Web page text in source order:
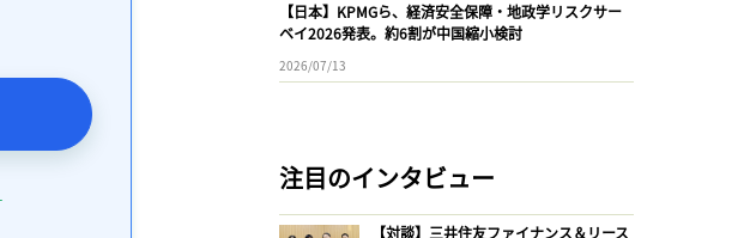
【日本】KPMGら、経済安全保障・地政学リスクサー
ベイ2026発表。約6割が中国縮小検討
2026/07/13
注目のインタビュー
【対談】三井住友ファイナンス＆リース